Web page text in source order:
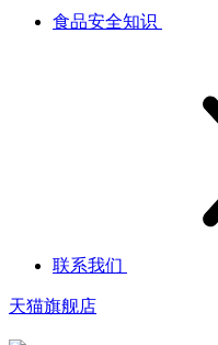
食品安全知识
联系我们
天猫旗舰店